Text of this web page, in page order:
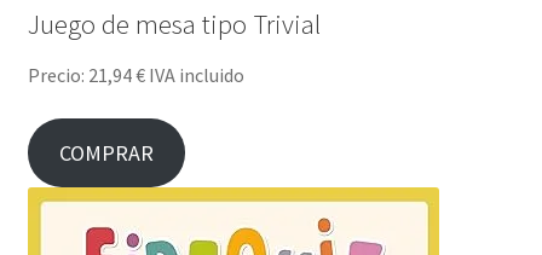
Juego de mesa tipo Trivial
Precio: 21,94 € IVA incluido
COMPRAR